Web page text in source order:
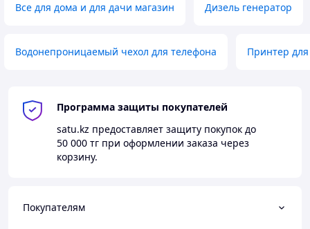
Все для дома и для дачи магазин Дизель генератор
Водонепроницаемый чехол для телефона Принтер
Программа защиты покупателей
satu.kz предоставляет защиту покупок до
50 000 тг при оформлении заказа через
корзину.
Покупателям